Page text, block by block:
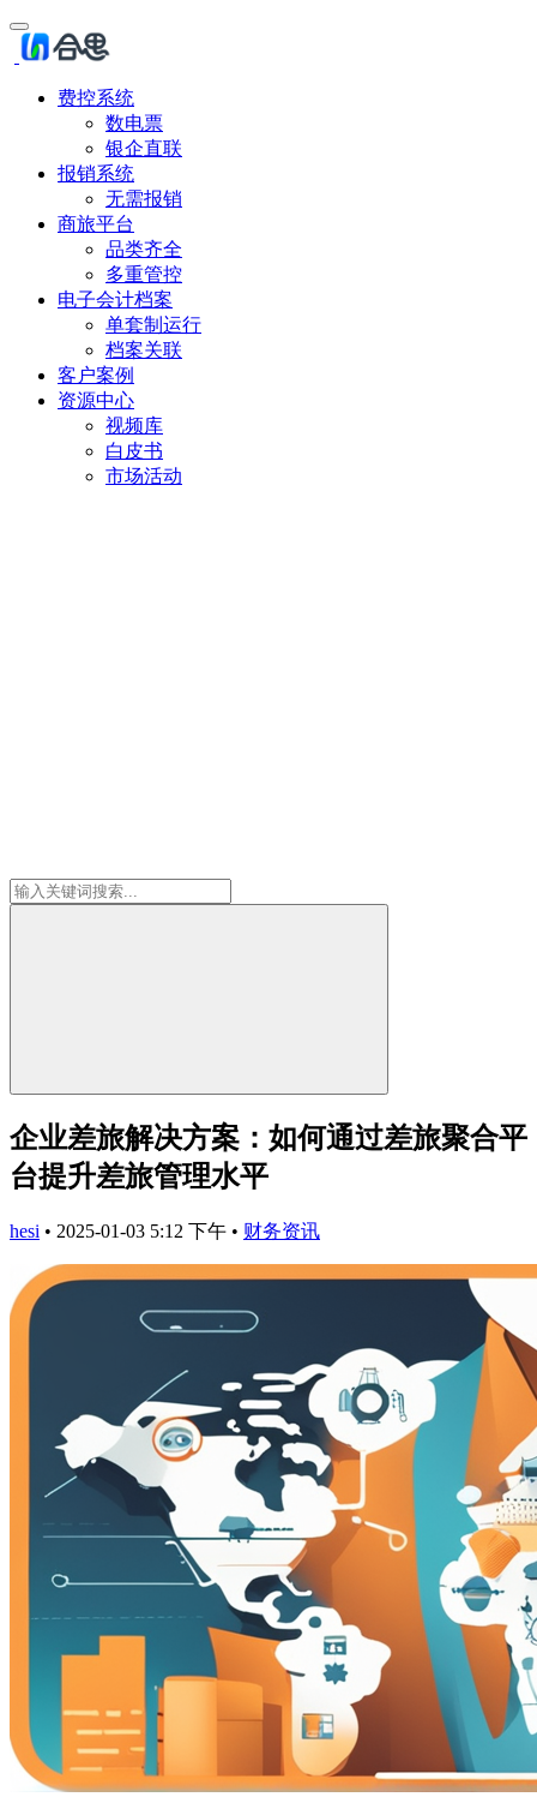
费控系统
数电票
银企直联
报销系统
无需报销
商旅平台
品类齐全
多重管控
电子会计档案
单套制运行
档案关联
客户案例
资源中心
视频库
白皮书
市场活动
企业差旅解决方案：如何通过差旅聚合平
台提升差旅管理水平
hesi • 2025-01-03 5:12 下午 • 财务资讯